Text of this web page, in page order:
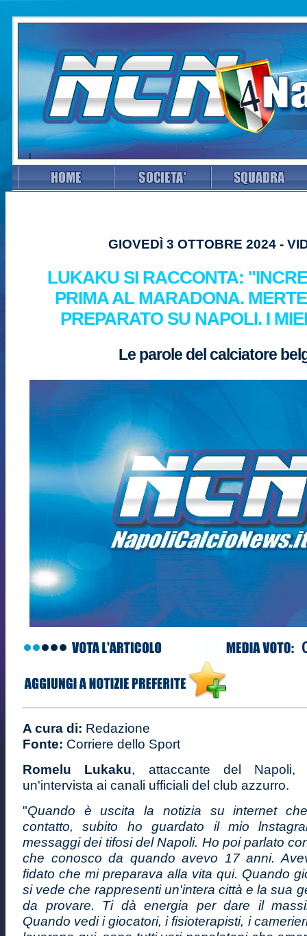
GIOVEDÌ 3 OTTOBRE 2024 -
LUKAKU SI RACCONTA:
PRIMA AL MARADONA.
PREPARATO SU NAPOLI. I
Le parole del calciatore
A cura di: Redazione
Fonte: Corriere dello Sport
Romelu Lukaku, attaccante del
un'intervista ai canali ufficiali del club azzurro.
"Quando è uscita la notizia su internet
contatto, subito ho guardato il mio
messaggi dei tifosi del Napoli. Ho poi parlato
che conosco da quando avevo 17 anni.
fidato che mi preparava alla vita qui. Quando
si vede che rappresenti un'intera città e la sua
da provare. Ti dà energia per dare il
Quando vedi i giocatori, i fisioterapisti, i